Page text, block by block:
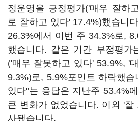
정운영을 긍정평가('매우 잘하
로 잘하고 있다' 17.4%)했습니
26.3%에서 이번 주 34.3%로,
했습니다. 같은 기간 부정평가
('매우 잘못하고 있다' 53.9%, '
9.3%)로, 5.9%포인트 하락했
있다"는 응답은 지난주 53.4%
큰 변화가 없었습니다. 이외 '잘
사됐습니다.